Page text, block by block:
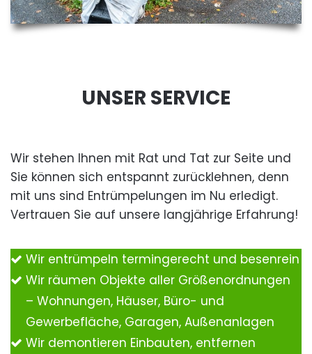
UNSER SERVICE
Wir stehen Ihnen mit Rat und Tat zur Seite und
Sie können sich entspannt zurücklehnen, denn
mit uns sind Entrümpelungen im Nu erledigt.
Vertrauen Sie auf unsere langjährige Erfahrung!
Wir entrümpeln termingerecht und besenrein
Wir räumen Objekte aller Größenordnungen
– Wohnungen, Häuser, Büro- und
Gewerbefläche, Garagen, Außenanlagen
Wir demontieren Einbauten, entfernen